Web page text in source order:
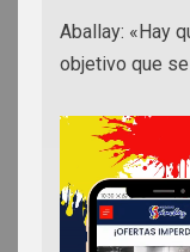
Aballay: «Hay
objetivo que